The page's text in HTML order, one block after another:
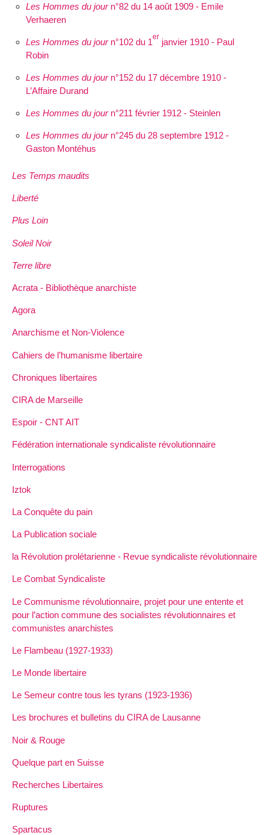
Les Hommes du journ°82 du 14 août 1909 - Emile
Verhaeren
Les Hommes du journ°102 du 1er janvier 1910 - Paul
Robin
Les Hommes du journ°152 du 17 décembre 1910 -
L’Affaire Durand
Les Hommes du journ°211 février 1912 - Steinlen
Les Hommes du journ°245 du 28 septembre 1912 -
Gaston Montéhus
Les Temps maudits
Liberté
Plus Loin
Soleil Noir
Terre libre
Acrata - Bibliothèque anarchiste
Agora
Anarchisme et Non-Violence
Cahiers de l’humanisme libertaire
Chroniques libertaires
CIRA de Marseille
Espoir - CNT AIT
Fédération internationale syndicaliste révolutionnaire
Interrogations
Iztok
La Conquête du pain
La Publication sociale
la Révolution prolétarienne - Revue syndicaliste révolutionnaire
Le Combat Syndicaliste
Le Communisme révolutionnaire, projet pour une entente et
pour l’action commune des socialistes révolutionnaires et
communistes anarchistes
Le Flambeau (1927-1933)
Le Monde libertaire
Le Semeur contre tous les tyrans (1923-1936)
Les brochures et bulletins du CIRA de Lausanne
Noir & Rouge
Quelque part en Suisse
Recherches Libertaires
Ruptures
Spartacus